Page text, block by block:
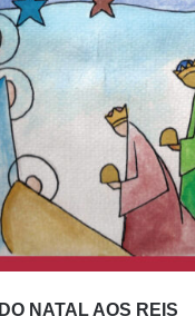
NATAL AOS REIS